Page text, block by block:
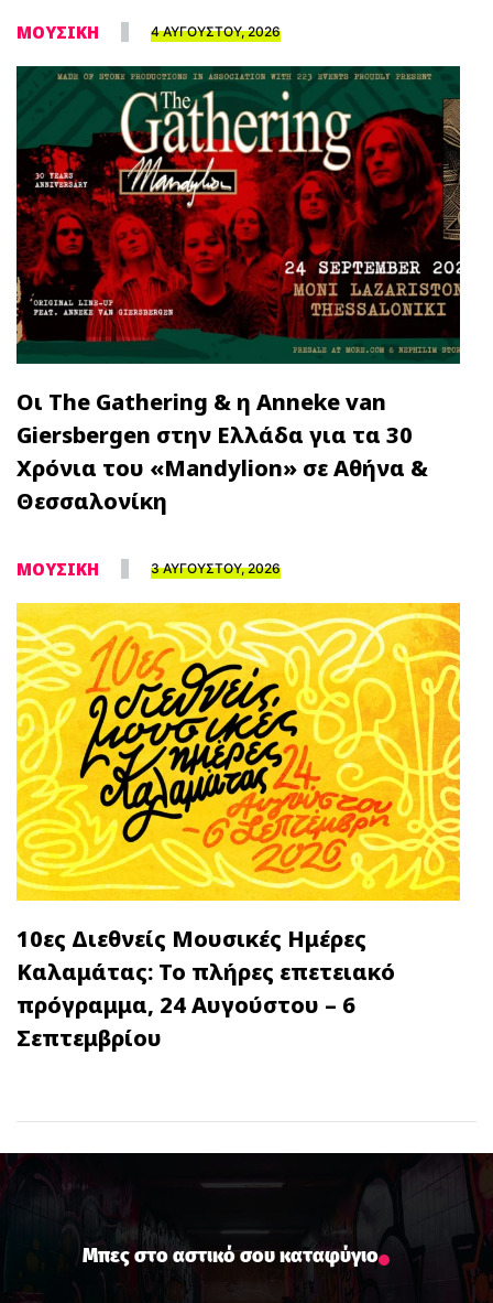
ΜΟΥΣΙΚΗ 4 ΑΥΓΟΥΣΤΟΥ, 2026
Οι The Gathering & η Anneke van
Giersbergen στην Ελλάδα για τα 30
Χρόνια του «Mandylion» σε Αθήνα &
Θεσσαλονίκη
ΜΟΥΣΙΚΗ 3 ΑΥΓΟΥΣΤΟΥ, 2026
10ες Διεθνείς Μουσικές Ημέρες
Καλαμάτας: Το πλήρες επετειακό
πρόγραμμα, 24 Αυγούστου – 6
Σεπτεμβρίου
Μπες στο αστικό σου καταφύγιο